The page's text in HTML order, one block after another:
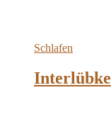
Schlafen
Interlübke